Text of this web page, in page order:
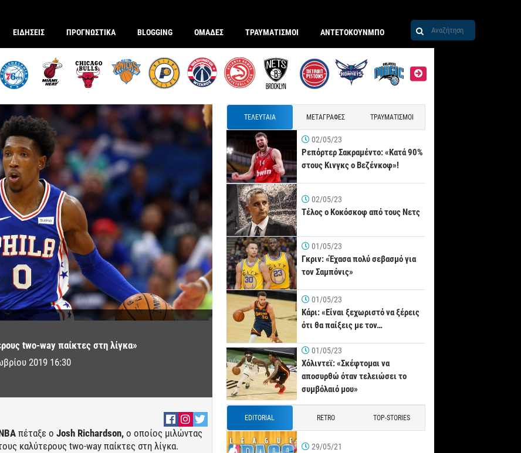
ΕΙΔΗΣΕΙΣ ΠΡΟΓΝΩΣΤΙΚΑ BLOGGING ΟΜΑΔΕΣ ΤΡΑΥΜΑΤΙΣΜΟΙ ΑΝΤΕΤΟΚΟΥΝΜΠΟ
two-way παίκτες στη λίγκα»
2019 16:30
πέταξε ο Josh Richardson, ο οποίος μιλώντας
καλύτερους two-way παίκτες στη λίγκα.
ΤΕΛΕΥΤΑΙΑ ΜΕΤΑΓΡΑΦΕΣ ΤΡΑΥΜΑΤΙΣΜΟΙ
02/05/23
Ρεπόρτερ Σακραμέντο: «Κατά 90%
στους Κινγκς ο Βεζένκοφ»!
02/05/23
Τέλος ο Κοκόσκοφ από τους Νετς
01/05/23
Γκριν: «Έχασα πολύ σεβασμό για
τον Σαμπόνις»
01/05/23
Κάρι: «Είναι ξεχωριστό να ξέρεις
ότι θα παίξεις με τον…
01/05/23
Χόλιντεϊ: «Σκέφτομαι να
αποσυρθώ όταν τελειώσει το
συμβόλαιό μου»
EDITORIAL RETRO TOP-STORIES
29/05/21